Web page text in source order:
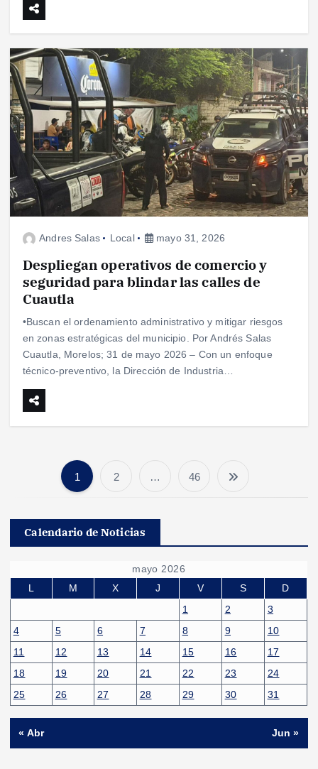
Andres Salas Local mayo 31, 2026
Despliegan operativos de comercio y
seguridad para blindar las calles de
Cuautla
•Buscan el ordenamiento administrativo y mitigar riesgos
en zonas estratégicas del municipio. Por Andrés Salas
Cuautla, Morelos; 31 de mayo 2026 – Con un enfoque
técnico-preventivo, la Dirección de Industria…
a
g
i
n
a
c
1 2 … 46
Calendario de Noticias
mayo 2026
L
M X J V S
D
1
2
3
4
5 6 7 8 9
10
11
12 13 14 15 16
17
18
19 20 21 22 23
24
25
26 27 28 29 30 31
« Abr Jun »